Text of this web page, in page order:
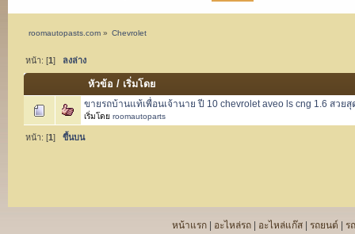
roomautopasts.com» Chevrolet
หน้า: [1] ลงล่าง
หัวข้อ / เริ่มโดย
ขายรถบ้านแท้เพื่อนเจ้านาย ปี 10 chevrolet aveo ls cng 1.6 สวย
เริ่มโดย roomautoparts
หน้า: [1 ] ขึ้นบน
หน้าแรก อะไหล่รถ อะไหล่แก๊ส รถยนต์ ร